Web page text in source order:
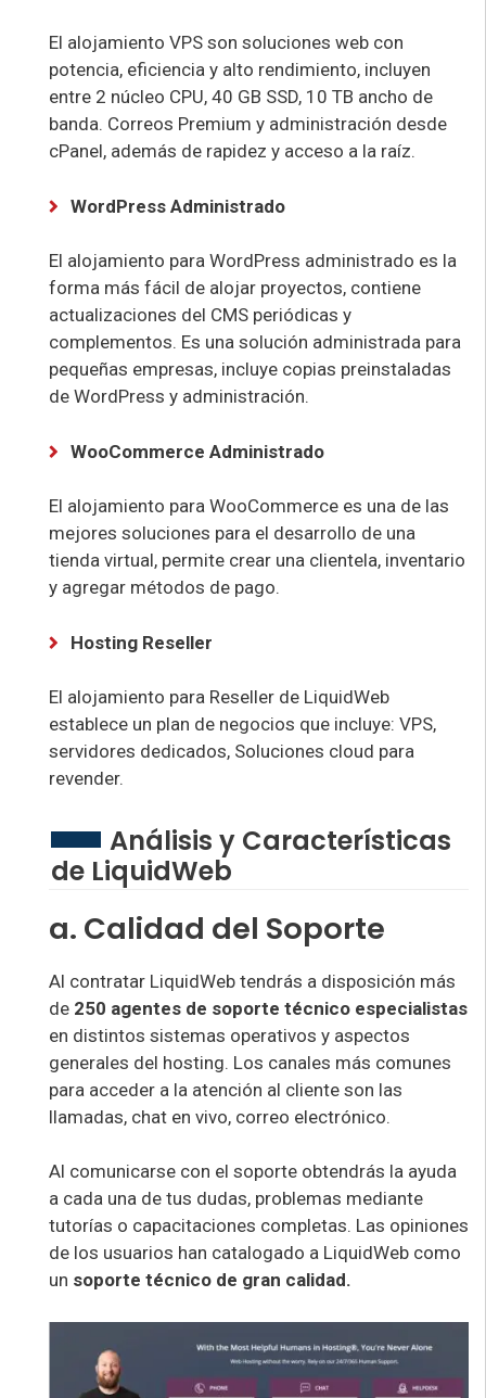
El alojamiento VPS son soluciones web con
potencia, eficiencia y alto rendimiento, incluyen
entre 2 núcleo CPU, 40 GB SSD, 10 TB ancho de
banda. Correos Premium y administración desde
cPanel, además de rapidez y acceso a la raíz.
WordPress Administrado
El alojamiento para WordPress administrado es la
forma más fácil de alojar proyectos, contiene
actualizaciones del CMS periódicas y
complementos. Es una solución administrada para
pequeñas empresas, incluye copias preinstaladas
de WordPress y administración.
WooCommerce Administrado
El alojamiento para WooCommerce es una de las
mejores soluciones para el desarrollo de una
tienda virtual, permite crear una clientela, inventario
y agregar métodos de pago.
Hosting Reseller
El alojamiento para Reseller de LiquidWeb
establece un plan de negocios que incluye: VPS,
servidores dedicados, Soluciones cloud para
revender.
Análisis y Características
de LiquidWeb
a. Calidad del Soporte
Al contratar LiquidWeb tendrás a disposición más
de 250 agentes de soporte técnico especialistas
en distintos sistemas operativos y aspectos
generales del hosting. Los canales más comunes
para acceder a la atención al cliente son las
llamadas, chat en vivo, correo electrónico.
Al comunicarse con el soporte obtendrás la ayuda
a cada una de tus dudas, problemas mediante
tutorías o capacitaciones completas. Las opiniones
de los usuarios han catalogado a LiquidWeb como
un soporte técnico de gran calidad.